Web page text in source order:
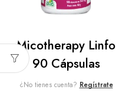
Micotherapy Linfo
90 Cápsulas
¿No tienes cuenta? Regístrate